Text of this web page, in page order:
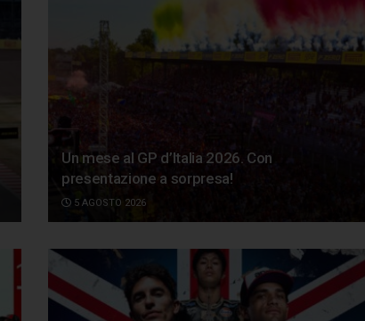
Un mese al GP d’Italia 2026. Con
presentazione a sorpresa!
5 AGOSTO 2026